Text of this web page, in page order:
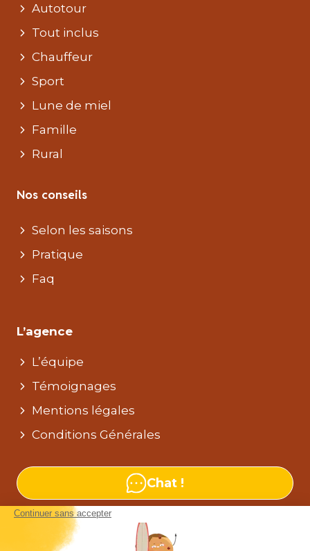
Autotour
Tout inclus
Chauffeur
Sport
Lune de miel
Famille
Rural
Nos conseils
Selon les saisons
Pratique
Faq
L’agence
L’équipe
Témoignages
Mentions légales
Conditions Générales
Chat !
Nos agences